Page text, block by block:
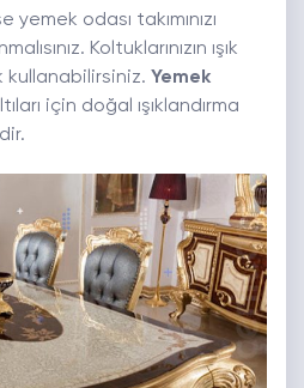
odası takımınızı
Koltuklarınızın ışık
kullanabilirsiniz. Yemek
için doğal ışıklandırma